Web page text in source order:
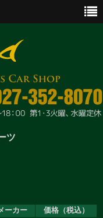
ツ
ーカー 価格（税込）